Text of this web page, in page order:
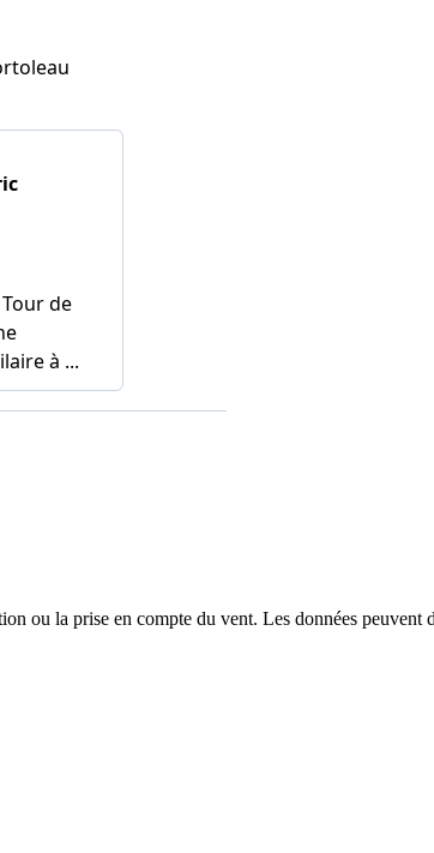
ou la prise en compte du vent. Les données peuvent